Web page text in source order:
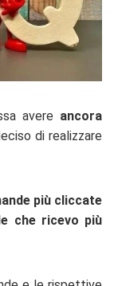
avere ancora
di realizzare
più cliccate
che ricevo più